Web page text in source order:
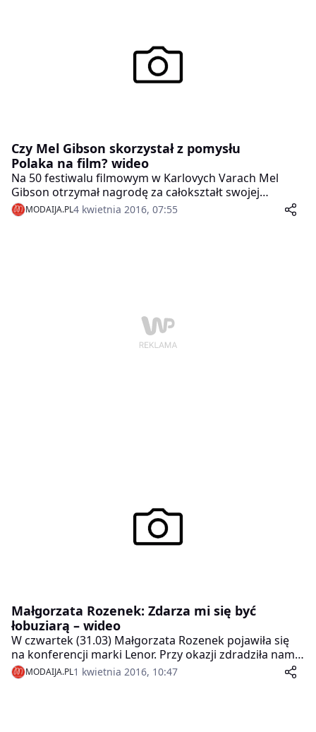
Czy Mel Gibson skorzystał z pomysłu
Polaka na film? wideo
Na 50 festiwalu filmowym w Karlovych Varach Mel
Gibson otrzymał nagrodę za całokształt swojej
działalności filmowej. Okazało się że film, który
promował to wydarzenie, a występował w nim znany
MODAIJA.PL4 kwietnia 2016, 07:55
Małgorzata Rozenek: Zdarza mi się być
łobuziarą – wideo
W czwartek (31.03) Małgorzata Rozenek pojawiła się
na konferencji marki Lenor. Przy okazji zdradziła nam
co nieco na temat swojego programu „Projekt Lady”.
MODAIJA.PL1 kwietnia 2016, 10:47